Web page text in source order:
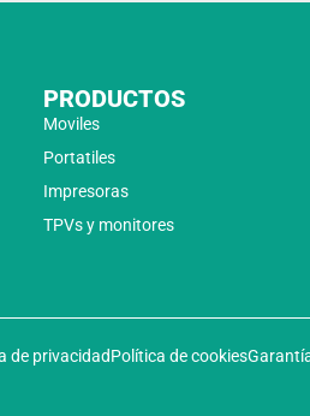
PRODUCTOS
Moviles
Portatiles
Impresoras
TPVs y monitores
de privacidadPolítica de cookies